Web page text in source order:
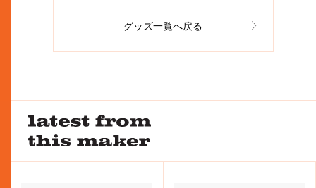
グッズ一覧へ戻る